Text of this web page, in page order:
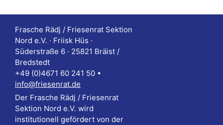
Frasche Rädj / Friesenrat Sektion
Nord e.V. · Friisk Hüs ·
Süderstraße 6 · 25821 Bräist /
Bredstedt
+49 (0)4671 60 241 50 •
info@friesenrat.de
Der Frasche Rädj / Friesenrat
Sektion Nord e.V. wird
institutionell gefördert von der